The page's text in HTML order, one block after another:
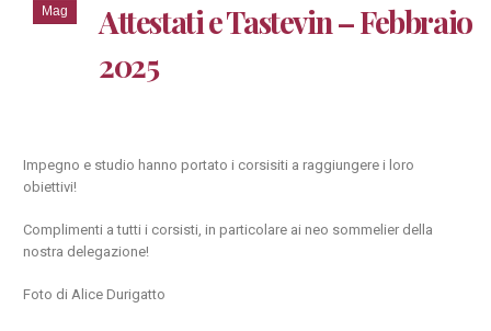
Mag
Attestati e Tastevin – Febbraio
2025
Impegno e studio hanno portato i corsisiti a raggiungere i loro
obiettivi!
Complimenti a tutti i corsisti, in particolare ai neo sommelier della
nostra delegazione!
Foto di Alice Durigatto